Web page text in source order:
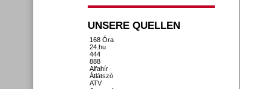
UNSERE QUELLEN
168 Óra
24.hu
444
888
Alfahír
Átlátszó
ATV